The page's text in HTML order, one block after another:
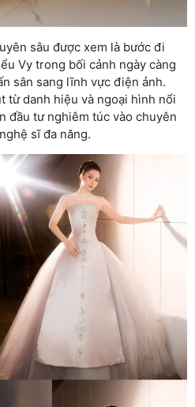
sâu được xem là bước đi
Vy trong bối cảnh ngày càng
sân sang lĩnh vực điện ảnh.
từ danh hiệu và ngoại hình nổi
đầu tư nghiêm túc vào chuyên
sĩ đa năng.